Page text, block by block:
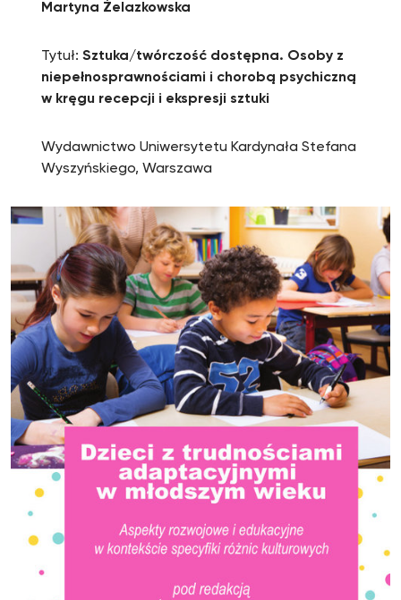
Martyna Żelazkowska
Tytuł: Sztuka/twórczość dostępna. Osoby z
niepełnosprawnościami i chorobą psychiczną
w kręgu recepcji i ekspresji sztuki
Wydawnictwo Uniwersytetu Kardynała Stefana
Wyszyńskiego, Warszawa